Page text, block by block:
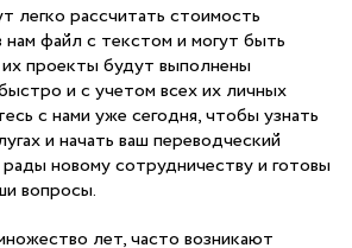
легко рассчитать стоимость
нам файл с текстом и могут быть
проекты будут выполнены
и с учетом всех их личных
с нами уже сегодня, чтобы узнать
и начать ваш переводческий
новому сотрудничеству и готовы
вопросы.
лет, часто возникают